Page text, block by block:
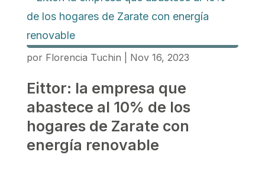
por Florencia Tuchin Nov 16, 2023
Eittor: la empresa que
abastece al 10% de los
hogares de Zarate con
energía renovable